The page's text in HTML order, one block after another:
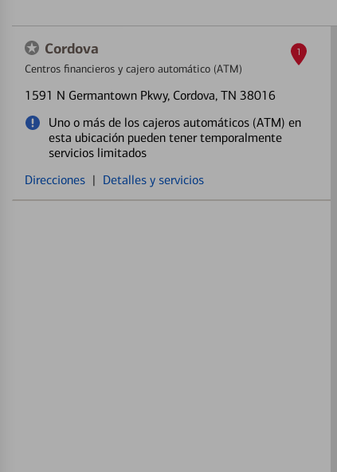
Cordova
Centros financieros y cajero automático (ATM)
1591 N Germantown Pkwy, Cordova, TN 38016
Uno o más de los cajeros automáticos (ATM) en
esta ubicación pueden tener temporalmente
servicios limitados
Direcciones | Detalles y servicios
1